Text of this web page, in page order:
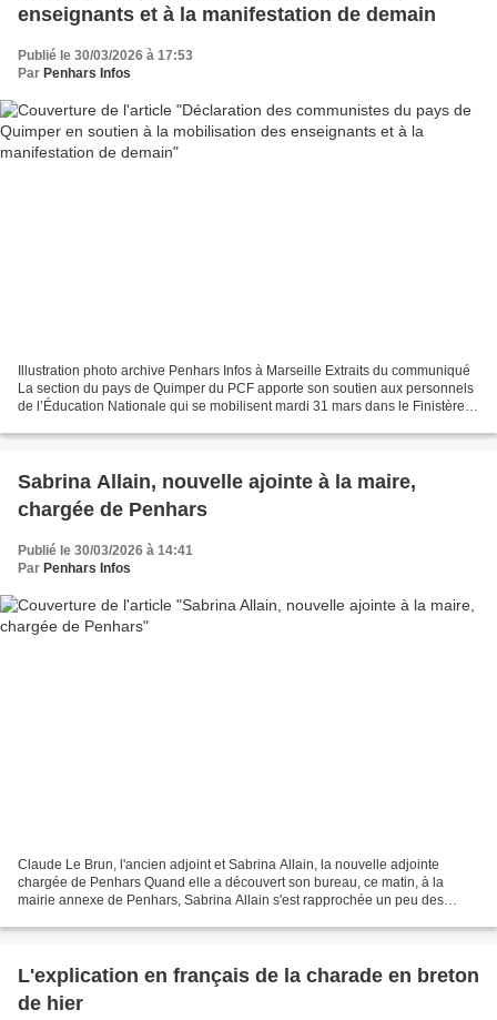
enseignants et à la manifestation de demain
Publié le 30/03/2026 à 17:53
Par Penhars Infos
Illustration photo archive Penhars Infos à Marseille Extraits du communiqué
La section du pays de Quimper du PCF apporte son soutien aux personnels
de l’Éducation Nationale qui se mobilisent mardi 31 mars dans le Finistère
Sabrina Allain, nouvelle ajointe à la maire,
chargée de Penhars
Publié le 30/03/2026 à 14:41
Par Penhars Infos
Claude Le Brun, l'ancien adjoint et Sabrina Allain, la nouvelle adjointe
chargée de Penhars Quand elle a découvert son bureau, ce matin, à la
mairie annexe de Penhars, Sabrina Allain s'est rapprochée un peu des
L'explication en français de la charade en breton
de hier